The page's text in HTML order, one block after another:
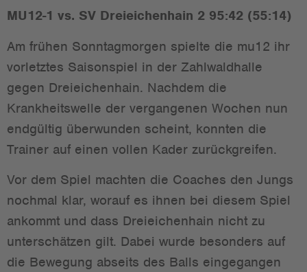
MU12-1 vs. SV Dreieichenhain 2 95:42 (55:14)
Am frühen Sonntagmorgen spielte die mu12 ihr
vorletztes Saisonspiel in der Zahlwaldhalle
gegen Dreieichenhain. Nachdem die
Krankheitswelle der vergangenen Wochen nun
endgültig überwunden scheint, konnten die
Trainer auf einen vollen Kader zurückgreifen.
Vor dem Spiel machten die Coaches den Jungs
nochmal klar, worauf es ihnen bei diesem Spiel
ankommt und dass Dreieichenhain nicht zu
unterschätzen gilt. Dabei wurde besonders auf
die Bewegung abseits des Balls eingegangen